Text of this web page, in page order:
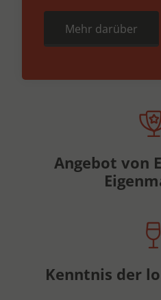
Mehr darüber
Angebot von
Kenntnis der